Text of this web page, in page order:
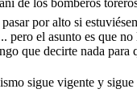
por alto si
pero el asunto es que no
que decirte nada para
sigue vigente y